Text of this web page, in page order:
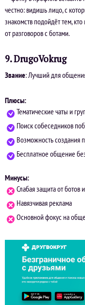
честно: видишь лицо, с
знакомств подойдёт тем,
от разговоров с ботами.
9. DrugoVokrug
Звание: Лучший для
Плюсы:
Тематические чаты и
Поиск собеседников
Возможность создания
Бесплатное общение
Минусы:
Слабая защита от ботов
Навязчивая реклама
Основной фокус на